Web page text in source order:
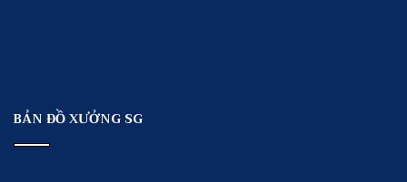
BẢN ĐỒ XƯỞNG SG